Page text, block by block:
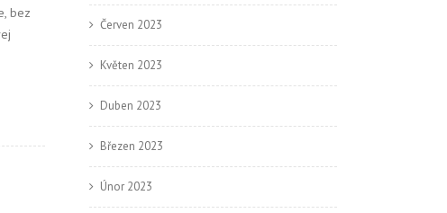
bez
Červen 2023
Květen 2023
Duben 2023
Březen 2023
Únor 2023